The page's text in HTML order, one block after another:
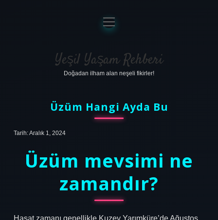
Anasayfa
Gizlilik Politikası
Yasal Uyarı
menüyü
aç
Yeşil Yaşam Rehberi
Doğadan ilham alan neşeli fikirler!
Üzüm Hangi Ayda Bu
Tarih: Aralık 1, 2024
Üzüm mevsimi ne
zamandır?
Hasat zamanı genellikle Kuzey Yarımküre’de Ağustos